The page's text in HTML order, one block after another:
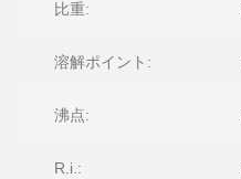
比重:
溶解ポイント:
沸点:
R.i.: